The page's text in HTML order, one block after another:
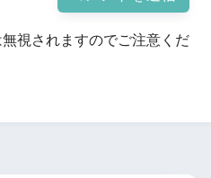
視されますのでご注意くだ